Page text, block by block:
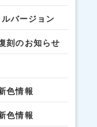
バージョン
刻のお知らせ
色情報
色情報